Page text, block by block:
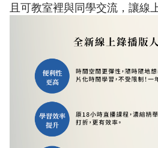
且可教室裡與同學交流，讓線